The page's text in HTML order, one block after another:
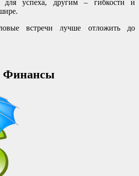
для успеха, другим – гибкости и
встречи лучше отложить до
Финансы